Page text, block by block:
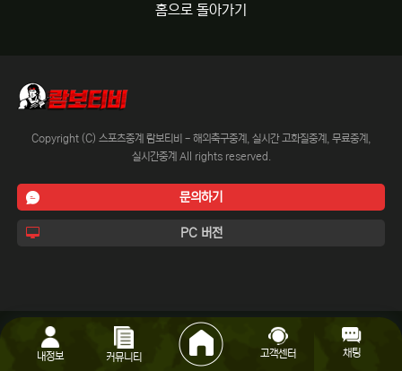
홈으로 돌아가기
Copyright (C) 스포츠중계 람보티비 - 해외축구중계, 실시간 고화질중계, 무료중계,
실시간중계 All rights reserved.
문의하기
PC 버전
내정보 커뮤니티 고객센터 채팅